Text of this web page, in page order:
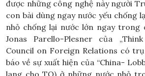
được những công nghệ này người
con bài dùng ngay nước yếu chống
nhỏ chống lại nước lớn ngay trong
Jonas Parello-Plesner của
Council on Foreign Relations có
báo về sự xuất hiện của “China-
lang cho TQ) ở những nước nhỏ